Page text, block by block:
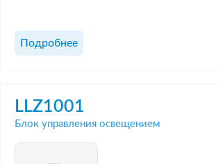
Подробнее
LLZ1001
Блок управления освещением